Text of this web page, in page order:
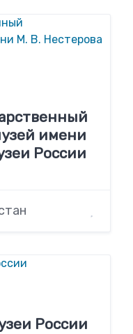
имени
России
России